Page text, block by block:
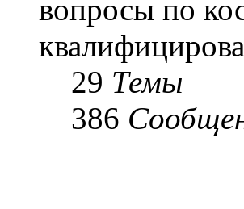
вопросы по
29 Темы
386